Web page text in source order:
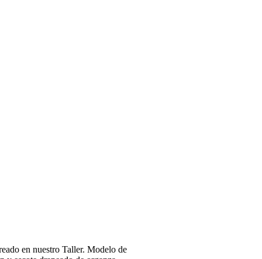
en nuestro Taller. Modelo de